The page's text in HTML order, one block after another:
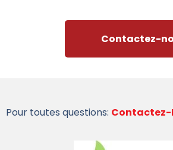
Contactez-
Pour toutes questions: Contactez-